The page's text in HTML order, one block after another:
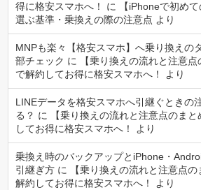
得に格安スマホへ！
に
【iPhoneで初め
選ぶ基準・乗換えの際の注意点 より
MNPも楽々【格安スマホ】へ乗り換えの
部チェック に
【乗り換えの流れと注意
で解約してお得に格安スマホへ！
より
LINEデータを格安スマホへ引継ぐときの
る？ に
【乗り換えの流れと注意点のま
してお得に格安スマホへ！
より
乗換え時のバックアップとiPhone・
引継ぎ方 に
【乗り換えの流れと注意点
解約してお得に格安スマホへ！
より